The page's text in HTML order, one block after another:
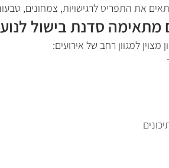
את התפריט לרגישויות, צמחונים,
מתאימה סדנת בישול
מצוין למגוון רחב של אירועים: